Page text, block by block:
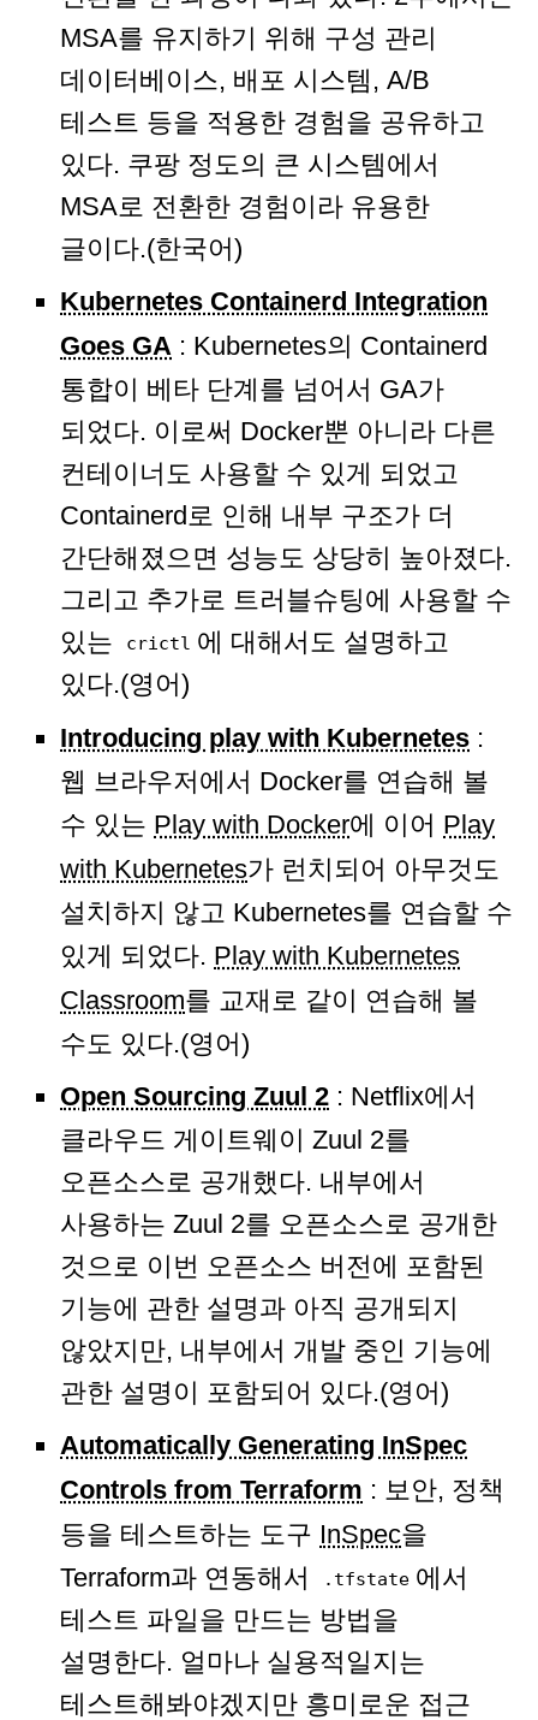
MSA를 유지하기 위해 구성 관리
데이터베이스, 배포 시스템, A/B
테스트 등을 적용한 경험을 공유하고
있다. 쿠팡 정도의 큰 시스템에서
MSA로 전환한 경험이라 유용한
글이다.(한국어)
Kubernetes Containerd Integration
Goes GA : Kubernetes의 Containerd
통합이 베타 단계를 넘어서 GA가
되었다. 이로써 Docker뿐 아니라 다른
컨테이너도 사용할 수 있게 되었고
Containerd로 인해 내부 구조가 더
간단해졌으면 성능도 상당히 높아졌다.
그리고 추가로 트러블슈팅에 사용할 수
있는
crictl 에 대해서도 설명하고
있다.(영어)
Introducing play with Kubernetes :
웹 브라우저에서 Docker를 연습해 볼
수 있는 Play with Docker에 이어 Play
with Kubernetes가 런치되어 아무것도
설치하지 않고 Kubernetes를 연습할 수
있게 되었다. Play with Kubernetes
Classroom를 교재로 같이 연습해 볼
수도 있다.(영어)
Open Sourcing Zuul 2 : Netflix에서
클라우드 게이트웨이 Zuul 2를
오픈소스로 공개했다. 내부에서
사용하는 Zuul 2를 오픈소스로 공개한
것으로 이번 오픈소스 버전에 포함된
기능에 관한 설명과 아직 공개되지
않았지만, 내부에서 개발 중인 기능에
관한 설명이 포함되어 있다.(영어)
Automatically Generating InSpec
Controls from Terraform : 보안, 정책
등을 테스트하는 도구 InSpec을
Terraform과 연동해서
.tfstate 에서
테스트 파일을 만드는 방법을
설명한다. 얼마나 실용적일지는
테스트해봐야겠지만 흥미로운 접근